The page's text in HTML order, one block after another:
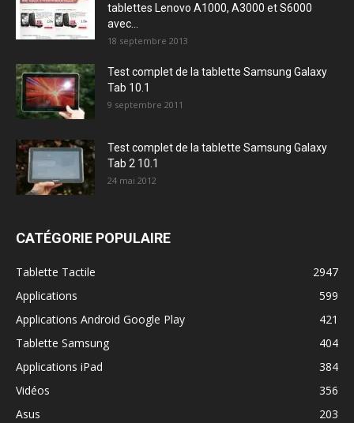
tablettes Lenovo A1000, A3000 et S6000
avec...
18 septembre 2013
Test complet de la tablette Samsung Galaxy
Tab 10.1
9 septembre 2011
Test complet de la tablette Samsung Galaxy
Tab 2 10.1
24 mai 2012
CATÉGORIE POPULAIRE
Tablette Tactile
2947
Applications
599
Applications Android Google Play
421
Tablette Samsung
404
Applications iPad
384
Vidéos
356
Asus
203